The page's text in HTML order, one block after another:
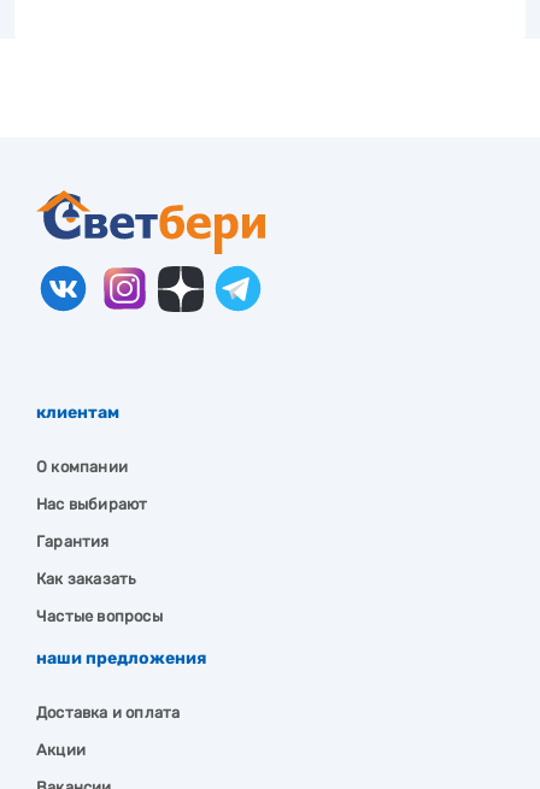
клиентам
О компании
Нас выбирают
Гарантия
Как заказать
Частые вопросы
наши предложения
Доставка и оплата
Акции